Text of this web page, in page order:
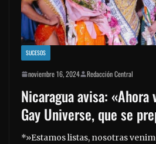
SUCESOS
noviembre 16, 2024 Redacción Central
Nicaragua avisa: «Ahora
Gay Universe, que se
*»Estamos listas, nosotras